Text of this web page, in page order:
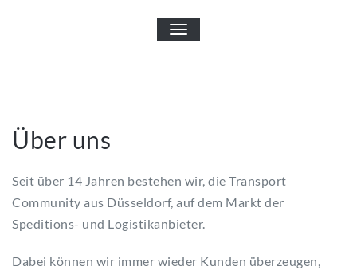
NAVIGATION UMSCHALTEN
Über uns
Seit über 14 Jahren bestehen wir, die Transport
Community aus Düsseldorf, auf dem Markt der
Speditions- und Logistikanbieter.
Dabei können wir immer wieder Kunden überzeugen,